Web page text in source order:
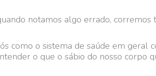
notamos algo errado,
como o sistema de saúde em geral
o que o sábio do nosso corpo